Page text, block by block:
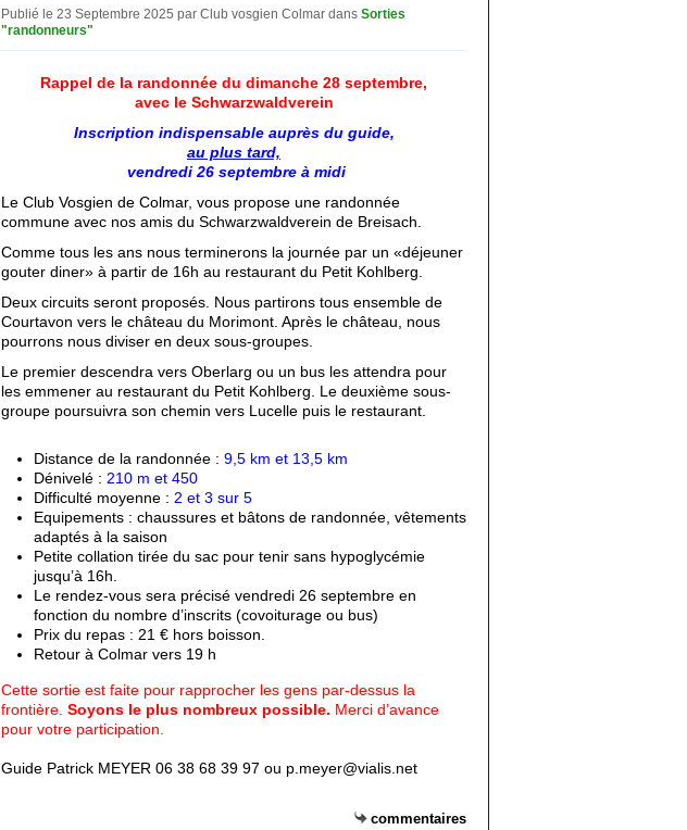
Publié le 23 Septembre 2025 par Club vosgien Colmar dans Sorties
"randonneurs"
Rappel de la randonnée du dimanche 28 septembre,
avec le Schwarzwaldverein
Inscription indispensable auprès du guide,
au plus tard,
vendredi 26 septembre à midi
Le Club Vosgien de Colmar, vous propose une randonnée
commune avec nos amis du Schwarzwaldverein de Breisach.
Comme tous les ans nous terminerons la journée par un «déjeuner
gouter diner» à partir de 16h au restaurant du Petit Kohlberg.
Deux circuits seront proposés. Nous partirons tous ensemble de
Courtavon vers le château du Morimont. Après le château, nous
pourrons nous diviser en deux sous-groupes.
Le premier descendra vers Oberlarg ou un bus les attendra pour
les emmener au restaurant du Petit Kohlberg. Le deuxième sous-
groupe poursuivra son chemin vers Lucelle puis le restaurant.
Distance de la randonnée : 9,5 km et 13,5 km
Dénivelé : 210 m et 450
Difficulté moyenne : 2 et 3 sur 5
Equipements : chaussures et bâtons de randonnée, vêtements
adaptés à la saison
Petite collation tirée du sac pour tenir sans hypoglycémie
jusqu’à 16h.
Le rendez-vous sera précisé vendredi 26 septembre en
fonction du nombre d’inscrits (covoiturage ou bus)
Prix du repas : 21 € hors boisson.
Retour à Colmar vers 19 h
Cette sortie est faite pour rapprocher les gens par-dessus la
frontière. Soyons le plus nombreux possible. Merci d’avance
pour votre participation.
Guide Patrick MEYER 06 38 68 39 97 ou p.meyer@vialis.net
commentaires